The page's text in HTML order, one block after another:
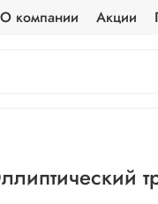
О компании Акции